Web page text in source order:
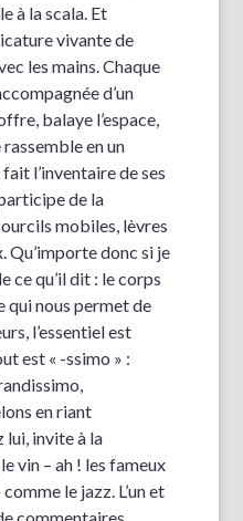
à la scala. Et
vivante de
les mains. Chaque
d’un
balaye l’espace,
en un
l’inventaire de ses
de la
mobiles, lèvres
Qu’importe donc si je
ce qu’il dit : le corps
qui nous permet de
l’essentiel est
est « -ssimo » :
en riant
lui, invite à la
vin – ah ! les fameux
le jazz. L’un et